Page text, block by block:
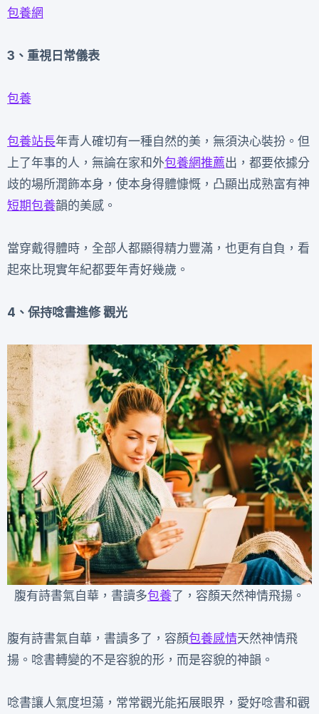
包養網
3、重視日常儀表
包養
包養站長年青人確切有一種自然的美，無須決心裝扮。但
上了年事的人，無論在家和外包養網推薦出，都要依據分
歧的場所潤飾本身，使本身得體慷慨，凸顯出成熟富有神
短期包養韻的美感。
當穿戴得體時，全部人都顯得精力豐滿，也更有自負，看
起來比現實年紀都要年青好幾歲。
4、保持唸書進修 觀光
腹有詩書氣自華，書讀多包養了，容顏天然神情飛揚。
腹有詩書氣自華，書讀多了，容顏包養感情天然神情飛
揚。唸書轉變的不是容貌的形，而是容貌的神韻。
唸書讓人氣度坦蕩，常常觀光能拓展眼界，愛好唸書和觀